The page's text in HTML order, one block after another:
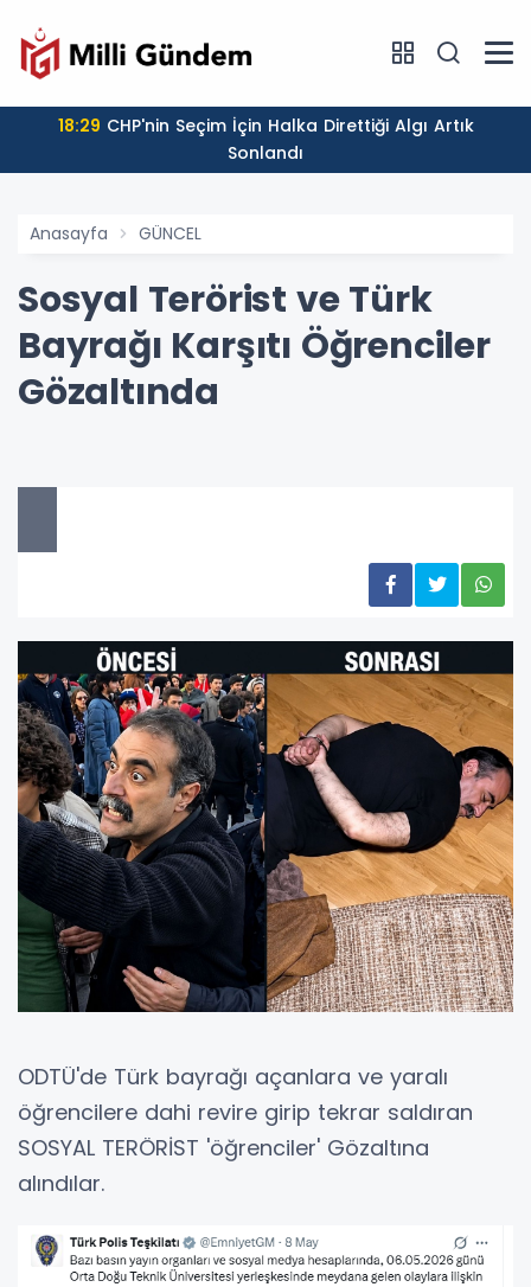
18:29
Sonlandı
Anasayfa GÜNCEL
Sosyal Terörist ve Türk
Bayrağı Karşıtı Öğrenciler
Gözaltında
ODTÜ'de Türk bayrağı açanlara ve yaralı
öğrencilere dahi revire girip tekrar saldıran
SOSYAL TERÖRİST 'öğrenciler' Gözaltına
alındılar.